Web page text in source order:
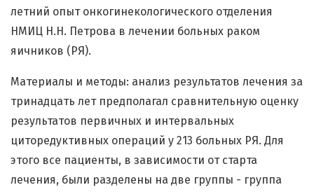
летний опыт онкогинекологического отделения
НМИЦ Н.Н. Петрова в лечении больных раком
яичников (РЯ).
Материалы и методы: анализ результатов лечения за
тринадцать лет предполагал сравнительную оценку
результатов первичных и интервальных
циторедуктивных операций у 213 больных РЯ. Для
этого все пациенты, в зависимости от старта
лечения, были разделены на две группы - группа